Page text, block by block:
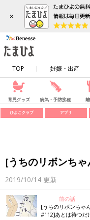
×
TOP 妊娠・出産
育児グッズ 病気・予防接種
ひよこクラブ アプリ
[うちのリボンち
2019/10/14 更新
前の話
[うちのリボンちゃ
#112]あとは待つだ